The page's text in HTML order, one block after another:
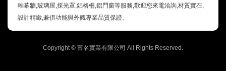
帷幕牆,玻璃屋,採光罩,鋁格柵,鋁門窗等服務,歡迎您來電洽詢,材質實在,
設計精緻,兼俱功能與外觀專業品質保證。
Copyright © 富名實業有限公司 All Rights Reserved.